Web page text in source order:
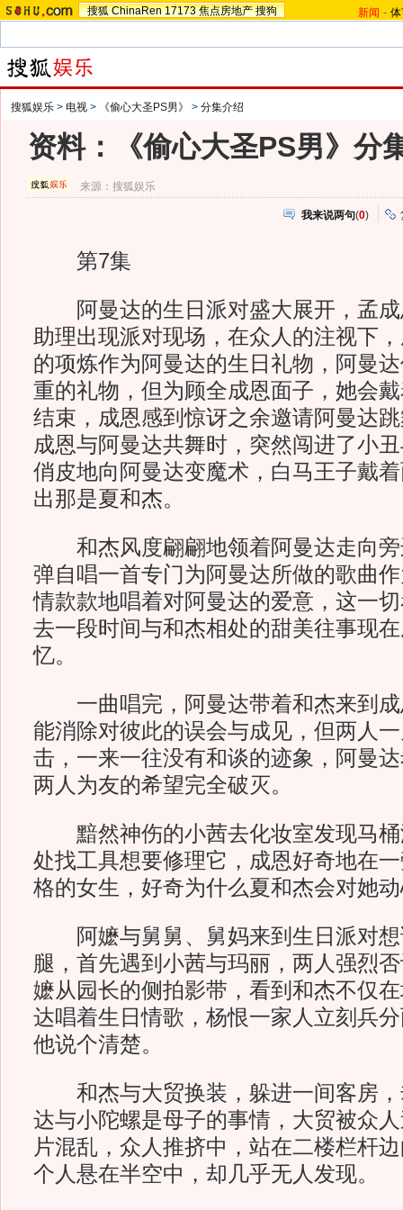
搜狐 ChinaRen 17173 焦点房地产 搜狗 新闻 -
搜狐娱乐 > 电视 > 《偷心大圣PS男》 > 分集介绍
资料：《偷心大圣PS男》分
来源：搜狐娱乐
我来说两句(0)
第7集
阿曼达的生日派对盛大展开，孟成
助理出现派对现场，在众人的注视下
的项炼作为阿曼达的生日礼物，阿曼
重的礼物，但为顾全成恩面子，她会
结束，成恩感到惊讶之余邀请阿曼达
成恩与阿曼达共舞时，突然闯进了小
俏皮地向阿曼达变魔术，白马王子戴
出那是夏和杰。
和杰风度翩翩地领着阿曼达走向旁
弹自唱一首专门为阿曼达所做的歌曲
情款款地唱着对阿曼达的爱意，这一
去一段时间与和杰相处的甜美往事现
忆。
一曲唱完，阿曼达带着和杰来到成
能消除对彼此的误会与成见，但两人
击，一来一往没有和谈的迹象，阿曼
两人为友的希望完全破灭。
黯然神伤的小茜去化妆室发现马桶
处找工具想要修理它，成恩好奇地在
格的女生，好奇为什么夏和杰会对她
阿嬷与舅舅、舅妈来到生日派对想
腿，首先遇到小茜与玛丽，两人强烈
嬷从园长的侧拍影带，看到和杰不仅
达唱着生日情歌，杨恨一家人立刻兵
他说个清楚。
和杰与大贸换装，躲进一间客房，
达与小陀螺是母子的事情，大贸被众
片混乱，众人推挤中，站在二楼栏杆
个人悬在半空中，却几乎无人发现。